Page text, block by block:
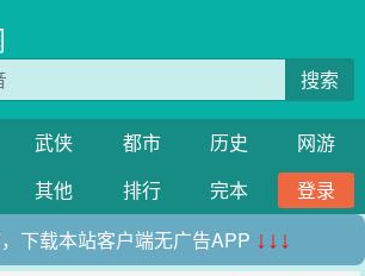
搜索
武侠 都市 历史
网游
其他 排行 完本
登录
下载本站客户端无广告APP ↓↓↓